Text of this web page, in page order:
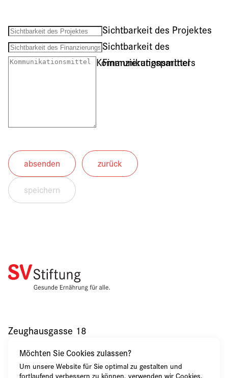
Sichtbarkeit des Projektes
Sichtbarkeit des
Finanzierungspartners
Kommunikationsmittel
absenden zurück
speichern
Zeughausgasse 18
+41 31 320 58 55
Möchten Sie Cookies zulassen?
Um unsere Website für Sie optimal zu gestalten und